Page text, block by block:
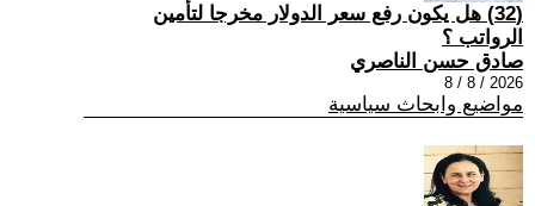
(32) هل يكون رفع سعر الدولار مخرجا لتأمين
الرواتب ؟
صادق حسن الناصري
2026 / 8 / 8
مواضيع وابحاث سياسية